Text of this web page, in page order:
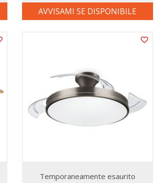
AVVISAMI SE DISPONIBILE
Temporaneamente esaurito